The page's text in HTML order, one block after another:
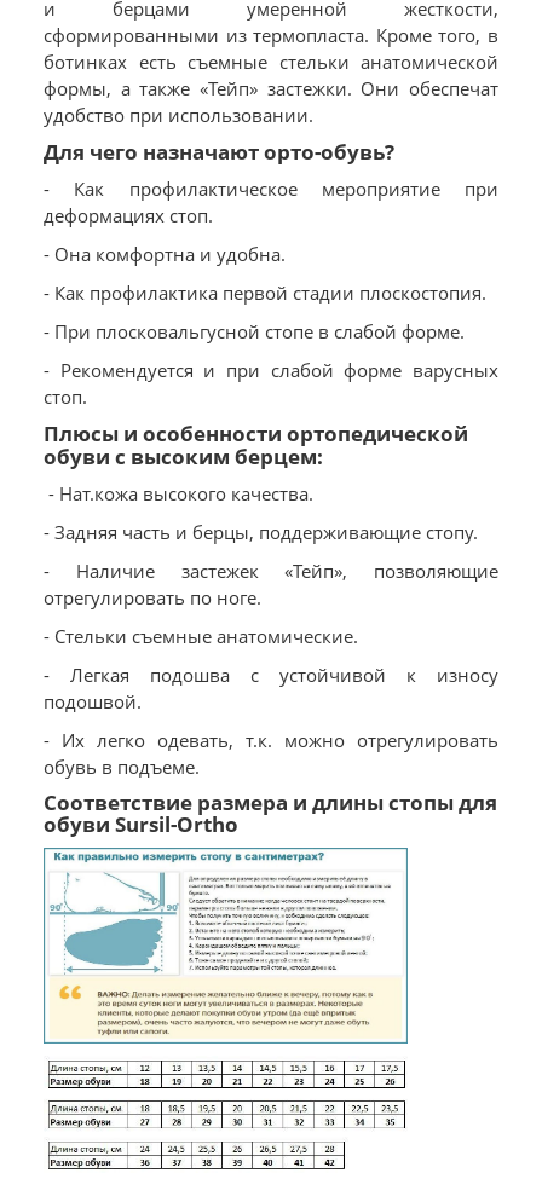
и берцами умеренной жесткости,
сформированными из термопласта. Кроме того, в
ботинках есть съемные стельки анатомической
формы, а также «Тейп» застежки. Они обеспечат
удобство при использовании.
Для чего назначают орто-обувь?
- Как профилактическое мероприятие при
деформациях стоп.
- Она комфортна и удобна.
- Как профилактика первой стадии плоскостопия.
- При плосковальгусной стопе в слабой форме.
- Рекомендуется и при слабой форме варусных
стоп.
Плюсы и особенности ортопедической
обуви с высоким берцем:
- Нат.кожа высокого качества.
- Задняя часть и берцы, поддерживающие стопу.
- Наличие застежек «Тейп», позволяющие
отрегулировать по ноге.
- Стельки съемные анатомические.
- Легкая подошва с устойчивой к износу
подошвой.
- Их легко одевать, т.к. можно отрегулировать
обувь в подъеме.
Соответствие размера и длины стопы для
обуви Sursil-Ortho